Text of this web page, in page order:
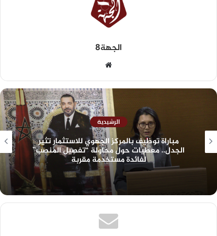
الجهة8
الرشيدية
مباراة توظيف بالمركز الجهوي للاستثمار تثير
الجدل.. معطيات حول محاولة “تفصيل المنصب”
لفائدة مستخدمة مقربة